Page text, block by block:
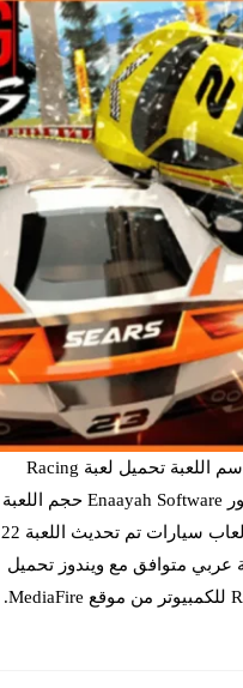
تحميل مباشر الآن اسم اللعبة تحميل لعبة Racing
Outlaws اسم المطور Enaayah Software حجم اللعبة
232 ميجابايت فئة العاب سيارات تم تحديث اللعبة 22
اللعبة عربي متوافق مع ويندوز تحميل
لعبة Racing Outlaws للكمبيوتر من موقع MediaFire.